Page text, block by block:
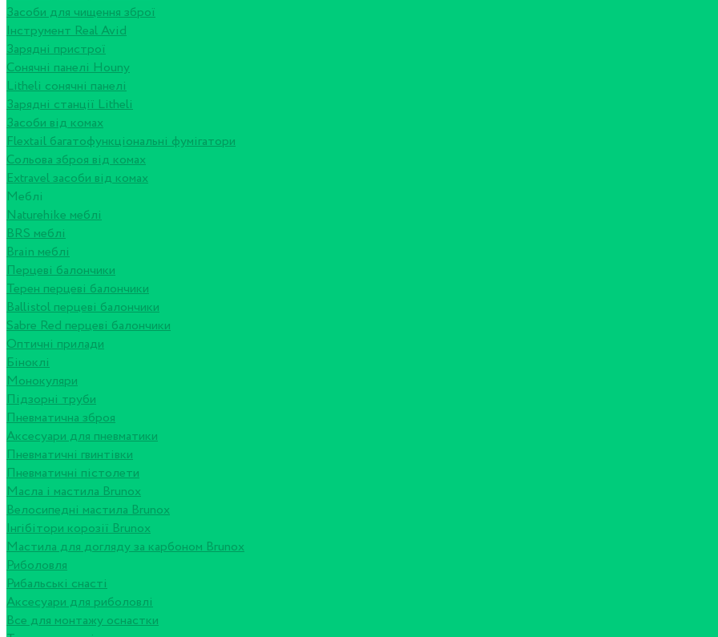
Засоби для чищення зброї
Інструмент Real Avid
Зарядні пристрої
Сонячні панелі Houny
Litheli сонячні панелі
Зарядні станції Litheli
Засоби від комах
Flextail багатофункціональні фумігатори
Сольова зброя від комах
Extravel засоби від комах
Меблі
Naturehike меблі
BRS меблі
Brain меблі
Перцеві балончики
Терен перцеві балончики
Ballistol перцеві балончики
Sabre Red перцеві балончики
Оптичні прилади
Біноклі
Монокуляри
Підзорні труби
Пневматична зброя
Аксесуари для пневматики
Пневматичні гвинтівки
Пневматичні пістолети
Масла і мастила Brunox
Велосипедні мастила Brunox
Інгібітори корозії Brunox
Мастила для догляду за карбоном Brunox
Риболовля
Рибальські снасті
Аксесуари для риболовлі
Все для монтажу оснастки